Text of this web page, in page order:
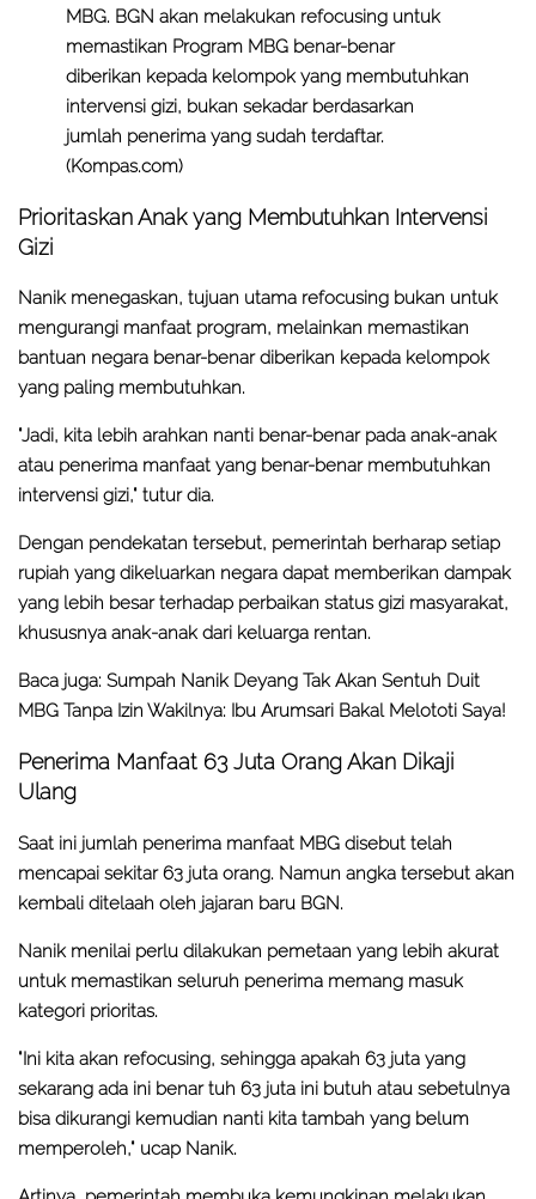
MBG. BGN akan melakukan refocusing untuk
memastikan Program MBG benar-benar
diberikan kepada kelompok yang membutuhkan
intervensi gizi, bukan sekadar berdasarkan
jumlah penerima yang sudah terdaftar.
(Kompas.com)
Prioritaskan Anak yang Membutuhkan Intervensi
Gizi
Nanik menegaskan, tujuan utama refocusing bukan untuk
mengurangi manfaat program, melainkan memastikan
bantuan negara benar-benar diberikan kepada kelompok
yang paling membutuhkan.
"Jadi, kita lebih arahkan nanti benar-benar pada anak-anak
atau penerima manfaat yang benar-benar membutuhkan
intervensi gizi," tutur dia.
Dengan pendekatan tersebut, pemerintah berharap setiap
rupiah yang dikeluarkan negara dapat memberikan dampak
yang lebih besar terhadap perbaikan status gizi masyarakat,
khususnya anak-anak dari keluarga rentan.
Baca juga: Sumpah Nanik Deyang Tak Akan Sentuh Duit
MBG Tanpa Izin Wakilnya: Ibu Arumsari Bakal Melototi Saya!
Penerima Manfaat 63 Juta Orang Akan Dikaji
Ulang
Saat ini jumlah penerima manfaat MBG disebut telah
mencapai sekitar 63 juta orang. Namun angka tersebut akan
kembali ditelaah oleh jajaran baru BGN.
Nanik menilai perlu dilakukan pemetaan yang lebih akurat
untuk memastikan seluruh penerima memang masuk
kategori prioritas.
"Ini kita akan refocusing, sehingga apakah 63 juta yang
sekarang ada ini benar tuh 63 juta ini butuh atau sebetulnya
bisa dikurangi kemudian nanti kita tambah yang belum
memperoleh," ucap Nanik.